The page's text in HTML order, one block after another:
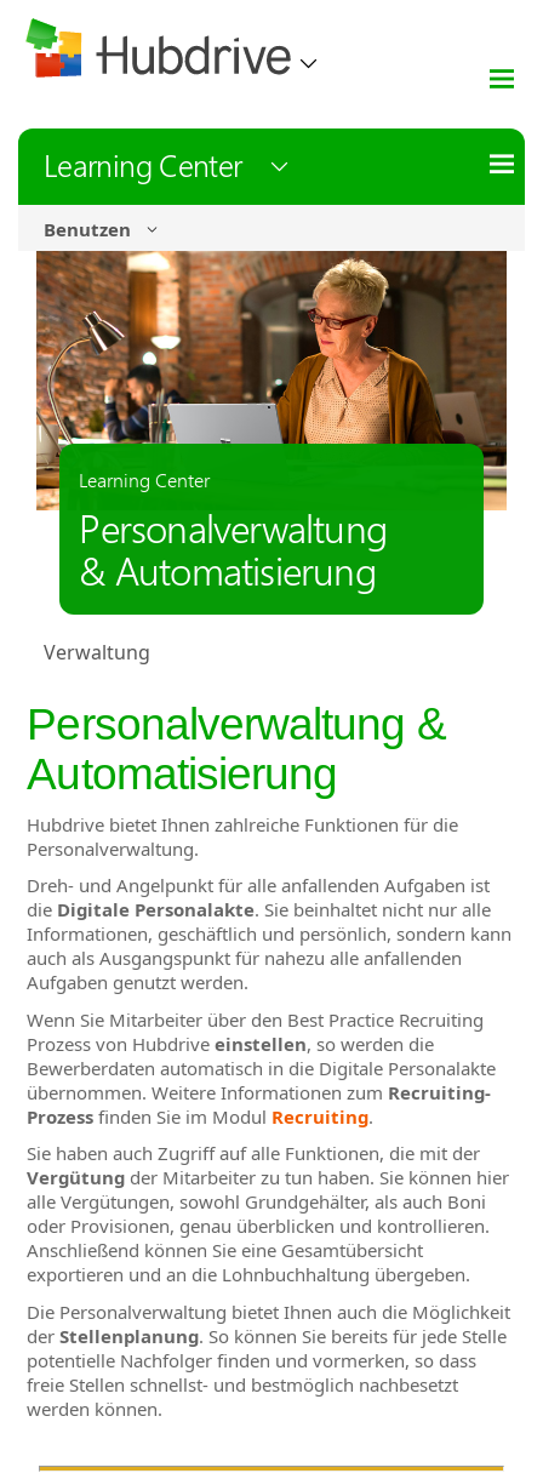
Learning Center
Benutzen
Learning Center
Personalverwaltung
& Automatisierung
Verwaltung
Personalverwaltung &
Automatisierung
Hubdrive bietet Ihnen zahlreiche Funktionen für die
Personalverwaltung.
Dreh- und Angelpunkt für alle anfallenden Aufgaben ist
die Digitale Personalakte. Sie beinhaltet nicht nur alle
Informationen, geschäftlich und persönlich, sondern kann
auch als Ausgangspunkt für nahezu alle anfallenden
Aufgaben genutzt werden.
Wenn Sie Mitarbeiter über den Best Practice Recruiting
Prozess von Hubdriveeinstellen, so werden die
Bewerberdaten automatisch in die Digitale Personalakte
übernommen. Weitere Informationen zum Recruiting-
Prozess finden Sie im Modul Recruiting.
Sie haben auch Zugriff auf alle Funktionen, die mit der
Vergütung der Mitarbeiter zu tun haben. Sie können hier
alle Vergütungen, sowohl Grundgehälter, als auch Boni
oder Provisionen, genau überblicken und kontrollieren.
Anschließend können Sie eine Gesamtübersicht
exportieren und an die Lohnbuchhaltung übergeben.
Die Personalverwaltung bietet Ihnen auch die Möglichkeit
derStellenplanung. So können Sie bereits für jede Stelle
potentielle Nachfolger finden und vormerken, so dass
freie Stellen schnellst- und bestmöglich nachbesetzt
werden können.